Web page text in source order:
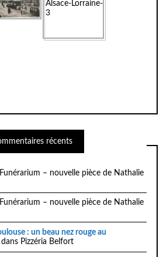
récents
Funérarium – nouvelle pièce de Nathalie
Funérarium – nouvelle pièce de Nathalie
: un beau nez rouge au
dans Pizzéria Belfort